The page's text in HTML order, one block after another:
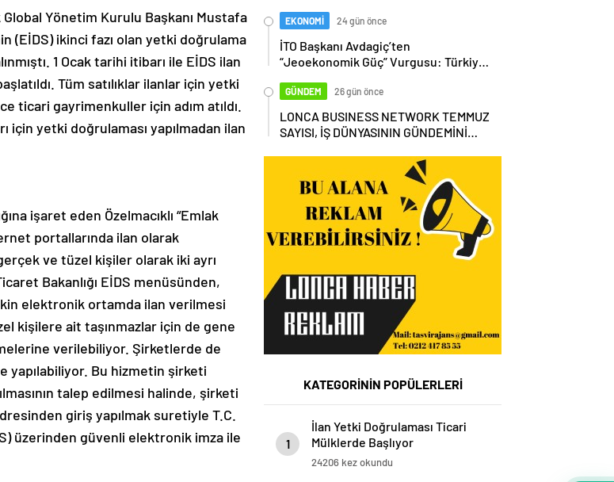
Yönetim Kurulu Başkanı Mustafa
(EİDS) ikinci fazı olan yetki doğrulama
1 Ocak tarihi itibarı ile EİDS ilan
Tüm satılıklar ilanlar için yetki
ticari gayrimenkuller için adım atıldı.
için yetki doğrulaması yapılmadan ilan
işaret eden Özelmacıklı “Emlak
portallarında ilan olarak
ve tüzel kişiler olarak iki ayrı
Bakanlığı EİDS menüsünden,
elektronik ortamda ilan verilmesi
kişilere ait taşınmazlar için de gene
verilebiliyor. Şirketlerde de
Bu hizmetin şirketi
talep edilmesi halinde, şirketi
giriş yapılmak suretiyle T.C.
üzerinden güvenli elektronik imza ile
EKONOMİ 24 gün önce
İTO Başkanı Avdagiç’ten
“Jeoekonomik Güç” Vurgusu: Türkiye,
Olmalı
GÜNDEM 26 gün önce
LONCA BUSINESS NETWORK TEMMUZ
SAYISI, İŞ DÜNYASININ GÜNDEMİNİ
KATEGORİNİN POPÜLERLERİ
1
İlan Yetki Doğrulaması Ticari
Mülklerde Başlıyor
24206 kez okundu